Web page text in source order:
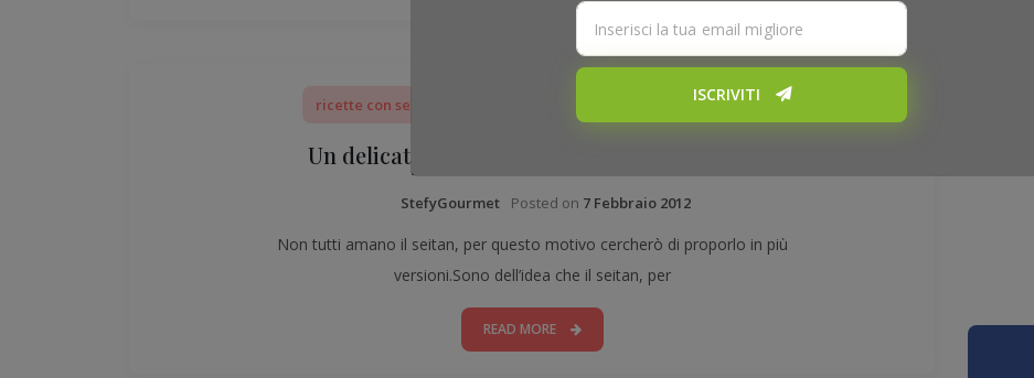
ISCRIVITI
ricette con seitan secondi piatti vegani
Un delicato e morbido “spezzatino” di seitan
StefyGourmet Posted on 7 Febbraio 2012
Non tutti amano il seitan, per questo motivo cercherò di proporlo in più
versioni.Sono dell’idea che il seitan, per
READ MORE